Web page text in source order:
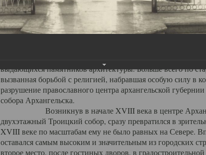
Свято-Троицкий собор Архангельска
23.12.2015
Сегодня мы можем говорить, что Архангельск в большей
пострадал от целенаправленных систематических
выдающихся памятников архитектуры. Больше всего по
вызванная борьбой с религией, набравшая особую силу в
разрушение православного центра архангельской
собора Архангельска.
Возникнув в начале XVIII века в центре
двухэтажный Троицкий собор, сразу превратился в
XVIII веке по масштабам ему не было равных на Севере.
оставался самым высоким и значительным из городских
второе место, после гостиных дворов, в